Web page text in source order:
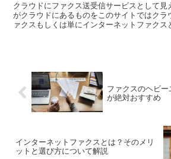
クラウドにファクス送受信サービスとして見
がクラウドにあるものをこのサイトではクラ
ァクスもしくは単にインターネットファクス
ファクスのヘビ
が絶対おすすめ
インターネットファクスとは？そのメリ
ットと選び方について解説